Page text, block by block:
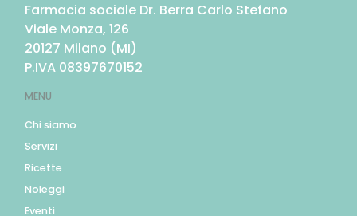
Farmacia sociale Dr. Berra Carlo Stefano
Viale Monza, 126
20127 Milano (MI)
P.IVA 08397670152
MENU
Chi siamo
Servizi
Ricette
Noleggi
Eventi